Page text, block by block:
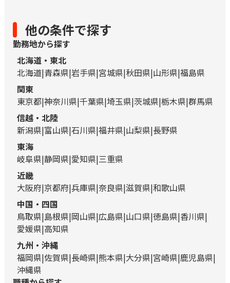
他の条件で探す
勤務地から探す
北海道・東北
北海道 青森県 岩手県 宮城県 秋田県 山形県 福島県
関東
東京都 神奈川県 千葉県 埼玉県 茨城県 栃木県 群馬県
信越・北陸
新潟県 富山県 石川県 福井県 山梨県 長野県
東海
岐阜県 静岡県 愛知県 三重県
近畿
大阪府 京都府 兵庫県 奈良県 滋賀県 和歌山県
中国・四国
鳥取県 島根県 岡山県 広島県 山口県 徳島県 香川県
愛媛県 高知県
九州・沖縄
福岡県 佐賀県 長崎県 熊本県 大分県 宮崎県 鹿児島県
沖縄県